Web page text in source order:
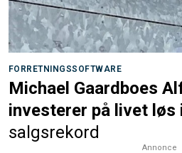
FORRETNINGSSOFTWARE
Michael Gaardboes
investerer på livet løs
salgsrekord
Annonce